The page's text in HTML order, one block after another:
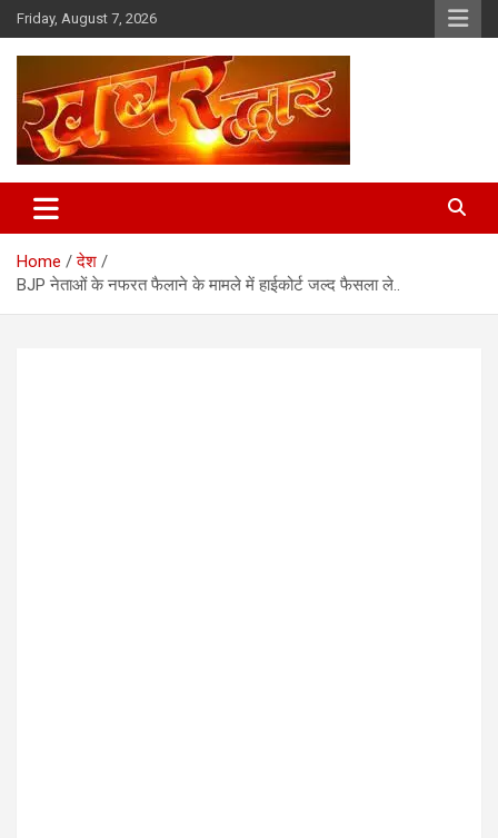
Skip
to
content
Friday, August 7, 2026
Khabar Dwar
Home
देश
BJP नेताओं के नफरत फैलाने के मामले में हाईकोर्ट जल्द फैसला ले..